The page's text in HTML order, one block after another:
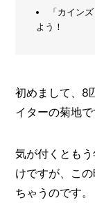
イ
タ
R
E
A
T
「カイン
よう！
初めまして、8
イターの菊地で
気が付くとも
けですが、こ
ちゃうのです。